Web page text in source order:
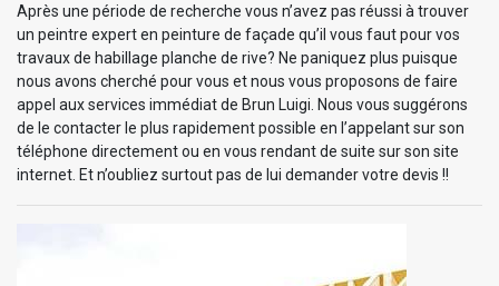
Après une période de recherche vous n’avez pas réussi à trouver
un peintre expert en peinture de façade qu’il vous faut pour vos
travaux de habillage planche de rive? Ne paniquez plus puisque
nous avons cherché pour vous et nous vous proposons de faire
appel aux services immédiat de Brun Luigi. Nous vous suggérons
de le contacter le plus rapidement possible en l’appelant sur son
téléphone directement ou en vous rendant de suite sur son site
internet. Et n’oubliez surtout pas de lui demander votre devis !!